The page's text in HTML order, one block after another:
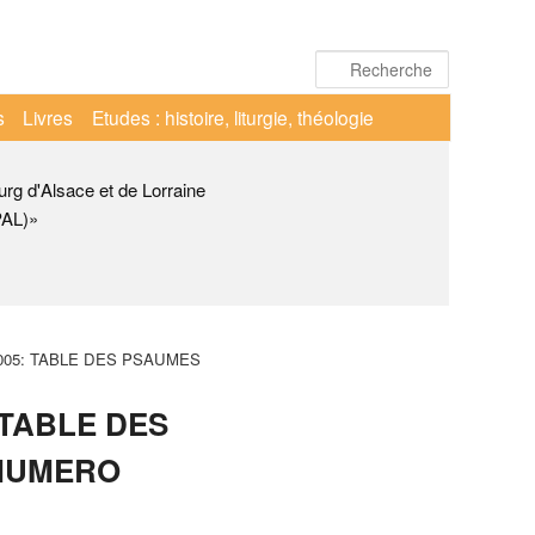
d'Alsace et de Lorraine
Livres Etudes : histoire, liturgie, théologie
DES
TABLE DES PSAUMES